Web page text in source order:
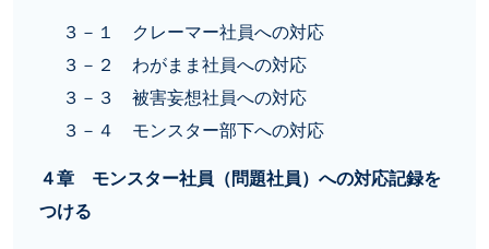
３－１ クレーマー社員への対応
３－２ わがまま社員への対応
３－３ 被害妄想社員への対応
３－４ モンスター部下への対応
４章 モンスター社員（問題社員）への対応記録を
つける